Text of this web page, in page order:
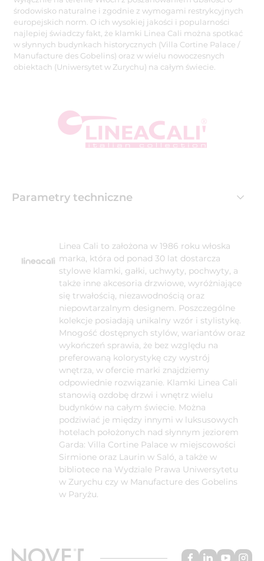
środowisko naturalne i zgodnie z wymogami restrykcyjnych
europejskich norm. O ich wysokiej jakości i popularności
najlepiej świadczy fakt, że klamki Linea Cali można spotkać
w słynnych budynkach historycznych (Villa Cortine Palace /
Manufacture des Gobelins) oraz w wielu nowoczesnych
obiektach (Uniwersytet w Zurychu) na całym świecie.
Parametry techniczne
Linea Cali to założona w 1986 roku włoska
marka, która od ponad 30 lat dostarcza
stylowe klamki, gałki, uchwyty, pochwyty, a
także inne akcesoria drzwiowe, wyróżniające
się trwałością, niezawodnością oraz
niepowtarzalnym designem. Poszczególne
kolekcje posiadają unikalny wzór i stylistykę.
Mnogość dostępnych stylów, wariantów oraz
wykończeń sprawia, że bez względu na
preferowaną kolorystykę czy wystrój
wnętrza, w ofercie marki znajdziemy
odpowiednie rozwiązanie. Klamki Linea Cali
stanowią ozdobę drzwi i wnętrz wielu
budynków na całym świecie. Można
podziwiać je między innymi w luksusowych
hotelach położonych nad słynnym jeziorem
Garda: Villa Cortine Palace w miejscowości
Sirmione oraz Laurin w Saló, a także w
bibliotece na Wydziale Prawa Uniwersytetu
w Zurychu czy w Manufacture des Gobelins
w Paryżu.